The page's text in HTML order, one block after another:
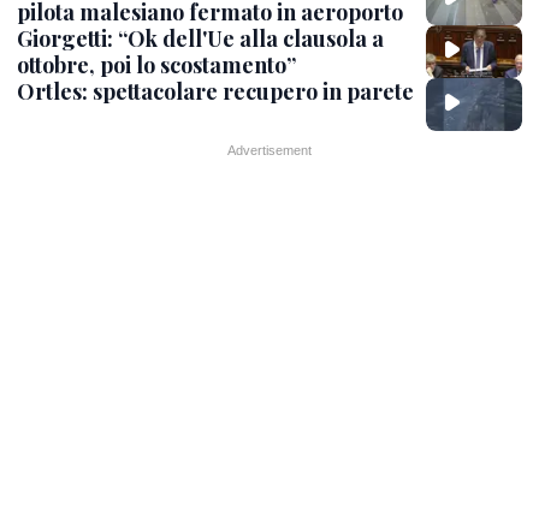
pilota malesiano fermato in aeroporto
Giorgetti: “Ok dell'Ue alla clausola a
ottobre, poi lo scostamento”
Ortles: spettacolare recupero in parete